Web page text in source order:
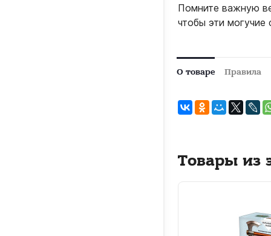
Помните важную
чтобы эти
О товаре Правила
Товары из